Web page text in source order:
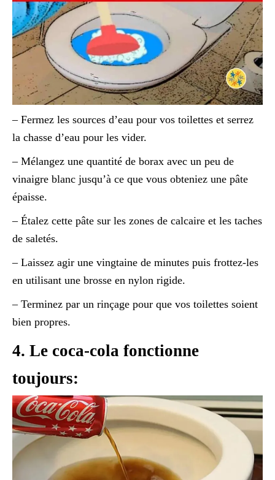
– Fermez les sources d’eau pour vos toilettes et serrez
la chasse d’eau pour les vider.
– Mélangez une quantité de borax avec un peu de
vinaigre blanc jusqu’à ce que vous obteniez une pâte
épaisse.
– Étalez cette pâte sur les zones de calcaire et les taches
de saletés.
– Laissez agir une vingtaine de minutes puis frottez-les
en utilisant une brosse en nylon rigide.
– Terminez par un rinçage pour que vos toilettes soient
bien propres.
4. Le coca-cola fonctionne
toujours: